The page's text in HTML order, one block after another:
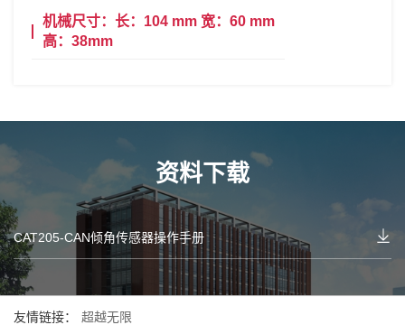
机械尺寸：长：104 mm 宽：60 mm
高：38mm
资料下载
CAT205-CAN倾角传感器操作手册
友情链接： 超越无限